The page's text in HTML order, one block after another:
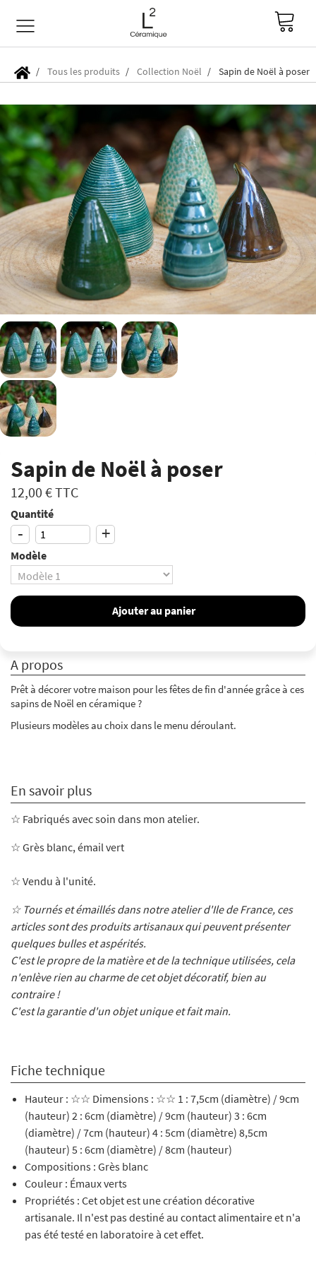
Tous les produits Collection Noël Sapin de Noël à poser
Sapin de Noël à poser
12,00 €TTC
Quantité
- +
Modèle
Ajouter au panier
A propos
Prêt à décorer votre maison pour les fêtes de fin d'année grâce à ces
sapins de Noël en céramique ?
Plusieurs modèles au choix dans le menu déroulant.
En savoir plus
☆ Fabriqués avec soin dans mon atelier.
☆ Grès blanc, émail vert
☆ Vendu à l'unité.
☆ Tournés et émaillés dans notre atelier d'Ile de France, ces
articles sont des produits artisanaux qui peuvent présenter
quelques bulles et aspérités.
C'est le propre de la matière et de la technique utilisées, cela
n'enlève rien au charme de cet objet décoratif, bien au
contraire !
C'est la garantie d'un objet unique et fait main.
Fiche technique
Hauteur : ☆☆ Dimensions : ☆☆ 1 : 7,5cm (diamètre) / 9cm
(hauteur) 2 : 6cm (diamètre) / 9cm (hauteur) 3 : 6cm
(diamètre) / 7cm (hauteur) 4 : 5cm (diamètre) 8,5cm
(hauteur) 5 : 6cm (diamètre) / 8cm (hauteur)
Compositions : Grès blanc
Couleur : Émaux verts
Propriétés : Cet objet est une création décorative
artisanale. Il n'est pas destiné au contact alimentaire et n'a
pas été testé en laboratoire à cet effet.